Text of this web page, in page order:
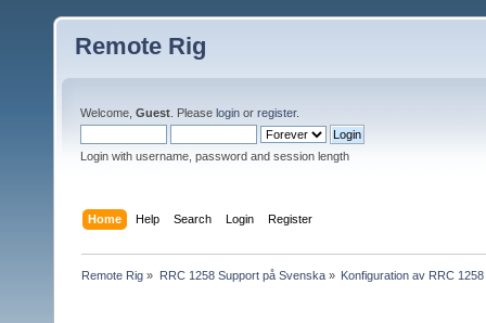
Remote Rig
Welcome, Guest . Please login or register.
Login with username, password and session length
Home Help Search Login Register
Remote Rig » RRC 1258 Support på Svenska» Konfiguration av RRC 1258